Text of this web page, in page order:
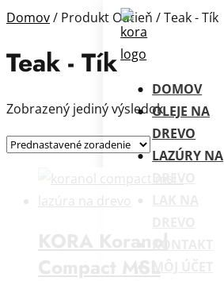
DOMOV
OLEJE NA
DREVO
LAZÚRY NA
DREVO
Domov/ Produkt Odtieň / Teak - Tík
Teak - Tík
Zobrazený jediný výsledok